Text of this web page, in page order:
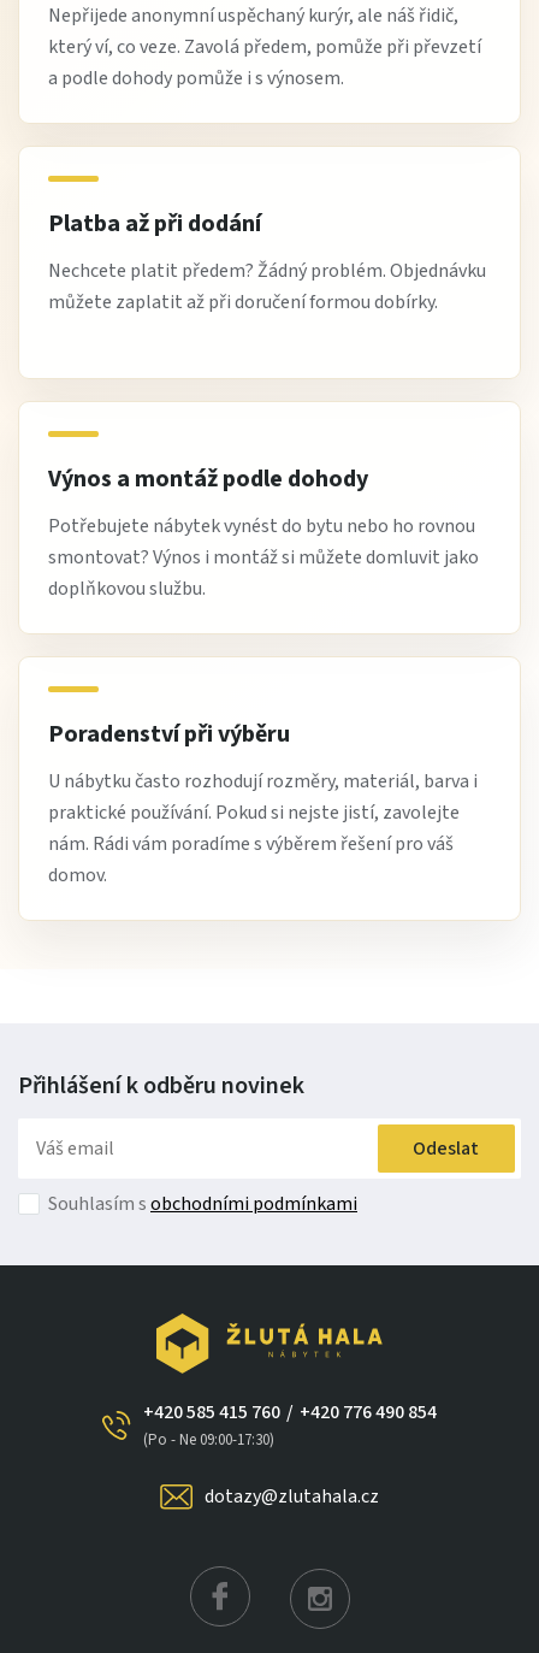
Nepřijede anonymní uspěchaný kurýr, ale náš řidič,
který ví, co veze. Zavolá předem, pomůže při převzetí
a podle dohody pomůže i s výnosem.
Platba až při dodání
Nechcete platit předem? Žádný problém. Objednávku
můžete zaplatit až při doručení formou dobírky.
Výnos a montáž podle dohody
Potřebujete nábytek vynést do bytu nebo ho rovnou
smontovat? Výnos i montáž si můžete domluvit jako
doplňkovou službu.
Poradenství při výběru
U nábytku často rozhodují rozměry, materiál, barva i
praktické používání. Pokud si nejste jistí, zavolejte
nám. Rádi vám poradíme s výběrem řešení pro váš
domov.
Přihlášení k odběru novinek
Odeslat
Souhlasím sobchodními podmínkami
+420 585 415 760
(Po - Ne 09:00-17:30)
/ +420 776 490 854
dotazy@zlutahala.cz